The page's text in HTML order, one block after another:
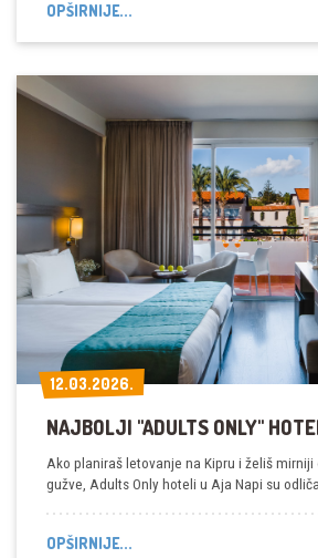
OPŠIRNIJE...
12.03.2026.
12.03.2026.
NAJBOLJI "ADULTS ONLY"
Ako planiraš letovanje na Kipru i želiš
gužve, Adults Only hoteli u Aja Napi su
OPŠIRNIJE...